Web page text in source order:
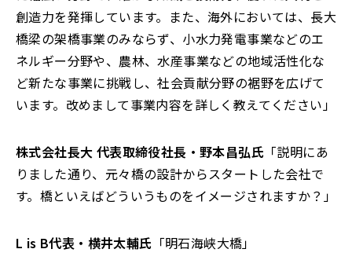
創造力を発揮しています。また、海外においては、長大
橋梁の架橋事業のみならず、小水力発電事業などのエ
ネルギー分野や、農林、水産事業などの地域活性化な
ど新たな事業に挑戦し、社会貢献分野の裾野を広げて
います。改めまして事業内容を詳しく教えてください」
株式会社長大 代表取締役社長・野本昌弘氏 「説明にあ
りました通り、元々橋の設計からスタートした会社で
す。橋といえばどういうものをイメージされますか？」
L is B代表・横井太輔氏 「明石海峡大橋」